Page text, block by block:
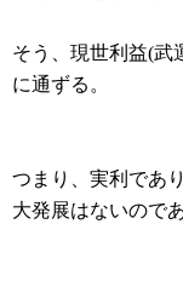
そう、現世利益(武
に通ずる。
つまり、実利であ
大発展はないのであ